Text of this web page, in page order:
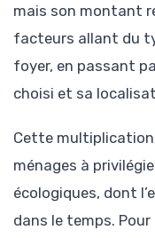
mais son montant
facteurs allant du
foyer, en passant
choisi et sa
Cette multiplication
ménages à
écologiques, dont
dans le temps.